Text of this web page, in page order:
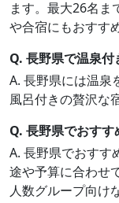
ます。最大26名ま
や合宿にもおすす
Q. 長野県で温泉
A. 長野県には温泉
風呂付きの贅沢な
Q. 長野県でおす
A. 長野県でおすす
途や予算に合わせ
人数グループ向け